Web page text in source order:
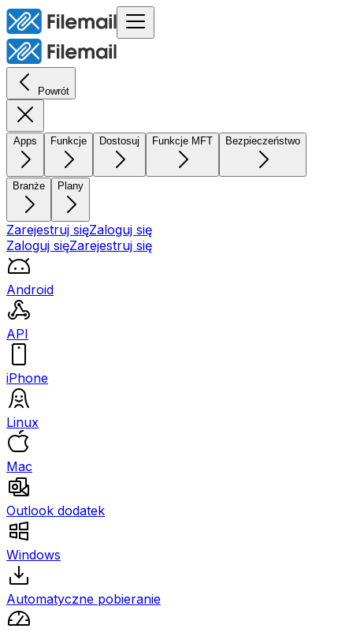
Powrót
Apps Funkcje Dostosuj Funkcje MFT Bezpieczeństwo
Branże Plany
Zarejestruj sięZaloguj się
Zaloguj sięZarejestruj się
Android
API
iPhone
Linux
Mac
Outlook dodatek
Windows
Automatyczne pobieranie